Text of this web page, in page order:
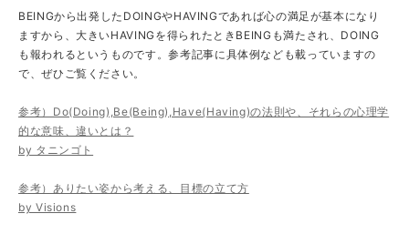
BEINGから出発したDOINGやHAVINGであれば心の満足が基本になり
ますから、大きいHAVINGを得られたときBEINGも満たされ、DOING
も報われるというものです。参考記事に具体例なども載っていますの
で、ぜひご覧ください。
参考）Do(Doing),Be(Being),Have(Having)の法則や、それらの心理学
的な意味、違いとは？
by タニンゴト
参考）ありたい姿から考える、目標の立て方
by Visions